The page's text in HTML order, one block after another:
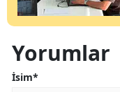
Yorumlar
İsim*